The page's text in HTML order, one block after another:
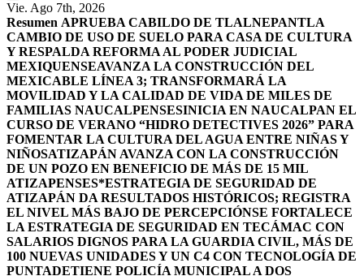
Vie. Ago 7th, 2026
Resumen APRUEBA CABILDO DE TLALNEPANTLA
CAMBIO DE USO DE SUELO PARA CASA DE CULTURA
Y RESPALDA REFORMA AL PODER JUDICIAL
MEXIQUENSEAVANZA LA CONSTRUCCIÓN DEL
MEXICABLE LÍNEA 3; TRANSFORMARÁ LA
MOVILIDAD Y LA CALIDAD DE VIDA DE MILES DE
FAMILIAS NAUCALPENSESINICIA EN NAUCALPAN EL
CURSO DE VERANO “HIDRO DETECTIVES 2026” PARA
FOMENTAR LA CULTURA DEL AGUA ENTRE NIÑAS Y
NIÑOSATIZAPÁN AVANZA CON LA CONSTRUCCIÓN
DE UN POZO EN BENEFICIO DE MÁS DE 15 MIL
ATIZAPENSES*ESTRATEGIA DE SEGURIDAD DE
ATIZAPÁN DA RESULTADOS HISTÓRICOS; REGISTRA
EL NIVEL MÁS BAJO DE PERCEPCIÓNSE FORTALECE
LA ESTRATEGIA DE SEGURIDAD EN TECÁMAC CON
SALARIOS DIGNOS PARA LA GUARDIA CIVIL, MÁS DE
100 NUEVAS UNIDADES Y UN C4 CON TECNOLOGÍA DE
PUNTADETIENE POLICÍA MUNICIPAL A DOS